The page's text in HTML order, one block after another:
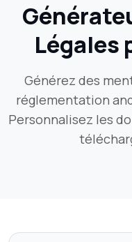
Légales
Générez des
réglementation
Personnalisez les